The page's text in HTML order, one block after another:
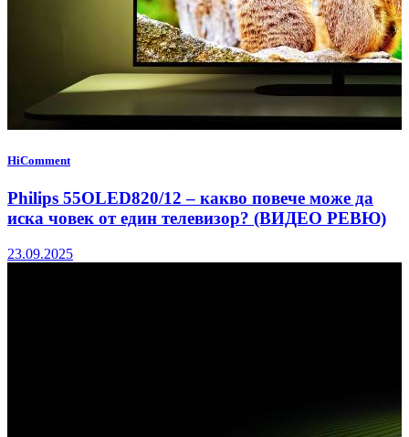
HiComment
Philips 55OLED820/12 – какво повече може да
иска човек от един телевизор? (ВИДЕО РЕВЮ)
23.09.2025